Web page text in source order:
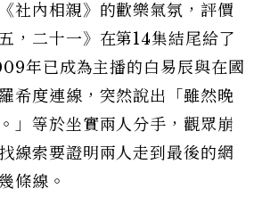
社內相親》的歡樂氣氛，評價
，二十一》在第14集結尾給了
年已成為主播的白易辰與在國
希度連線，突然說出「雖然晚
」等於坐實兩人分手，觀眾崩
線索要證明兩人走到最後的網
條線。